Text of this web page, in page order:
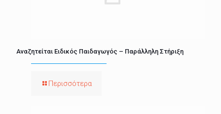
Αναζητείται Ειδικός Παιδαγωγός – Παράλληλη Στήριξη
Περισσότερα